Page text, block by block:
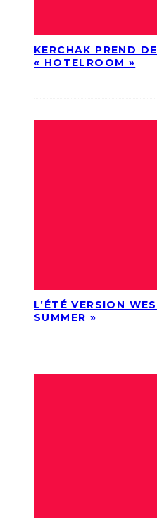
KERCHAK PREND
« HOTELROOM »
L’ÉTÉ VERSION
SUMMER »